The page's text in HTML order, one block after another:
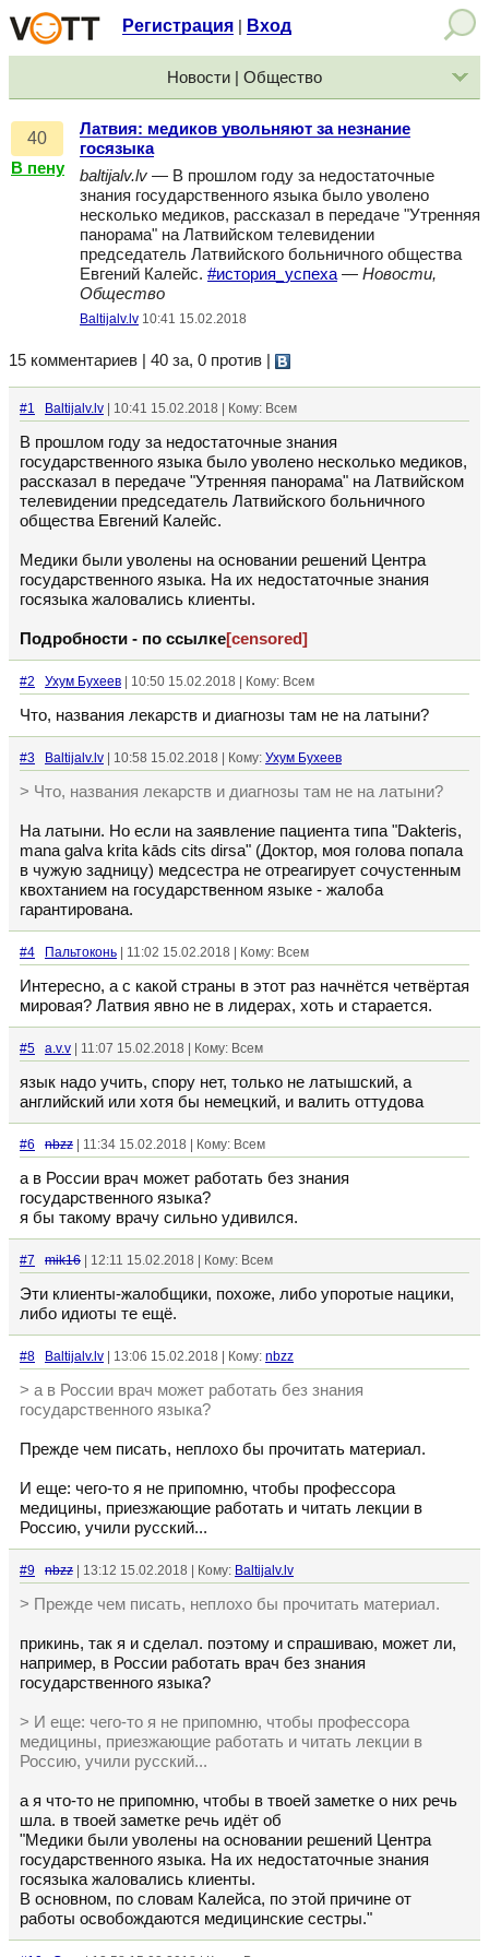
Регистрация Вход
Новости | Общество
40
В пену
Латвия: медиков увольняют за незнание
госязыка
baltijalv.lv — В прошлом году за недостаточные
знания государственного языка было уволено
несколько медиков, рассказал в передаче "Утренняя
панорама" на Латвийском телевидении
председатель Латвийского больничного общества
Евгений Калейс. #история_успеха — Новости,
Общество
Baltijalv.lv 10:41 15.02.2018
15 комментариев | 40 за, 0 против
#1 Baltijalv.lv | 10:41 15.02.2018 | Кому: Всем
В прошлом году за недостаточные знания
государственного языка было уволено несколько медиков,
рассказал в передаче "Утренняя панорама" на Латвийском
телевидении председатель Латвийского больничного
общества Евгений Калейс.
Медики были уволены на основании решений Центра
государственного языка. На их недостаточные знания
госязыка жаловались клиенты.
Подробности - по ссылке[censored]
#2 Ухум Бухеев | 10:50 15.02.2018 | Кому: Всем
Что, названия лекарств и диагнозы там не на латыни?
#3 Baltijalv.lv | 10:58 15.02.2018 | Кому: Ухум Бухеев
> Что, названия лекарств и диагнозы там не на латыни?
На латыни. Но если на заявление пациента типа "Dakteris,
mana galva krita kāds cits dirsa" (Доктор, моя голова попала
в чужую задницу) медсестра не отреагирует сочустенным
квохтанием на государственном языке - жалоба
гарантирована.
#4 Пальтоконь | 11:02 15.02.2018 | Кому: Всем
Интересно, а с какой страны в этот раз начнётся четвёртая
мировая? Латвия явно не в лидерах, хоть и старается.
#5 a.v.v | 11:07 15.02.2018 | Кому: Всем
язык надо учить, спору нет, только не латышский, а
английский или хотя бы немецкий, и валить оттудова
#6 nbzz | 11:34 15.02.2018 | Кому: Всем
а в России врач может работать без знания
государственного языка?
я бы такому врачу сильно удивился.
#7 mik16 | 12:11 15.02.2018 | Кому: Всем
Эти клиенты-жалобщики, похоже, либо упоротые нацики,
либо идиоты те ещё.
#8 Baltijalv.lv | 13:06 15.02.2018 | Кому: nbzz
> а в России врач может работать без знания
государственного языка?
Прежде чем писать, неплохо бы прочитать материал.
И еще: чего-то я не припомню, чтобы профессора
медицины, приезжающие работать и читать лекции в
Россию, учили русский...
#9 nbzz | 13:12 15.02.2018 | Кому: Baltijalv.lv
> Прежде чем писать, неплохо бы прочитать материал.
прикинь, так я и сделал. поэтому и спрашиваю, может ли,
например, в России работать врач без знания
государственного языка?
> И еще: чего-то я не припомню, чтобы профессора
медицины, приезжающие работать и читать лекции в
Россию, учили русский...
а я что-то не припомню, чтобы в твоей заметке о них речь
шла. в твоей заметке речь идёт об
"Медики были уволены на основании решений Центра
государственного языка. На их недостаточные знания
госязыка жаловались клиенты.
В основном, по словам Калейса, по этой причине от
работы освобождаются медицинские сестры."